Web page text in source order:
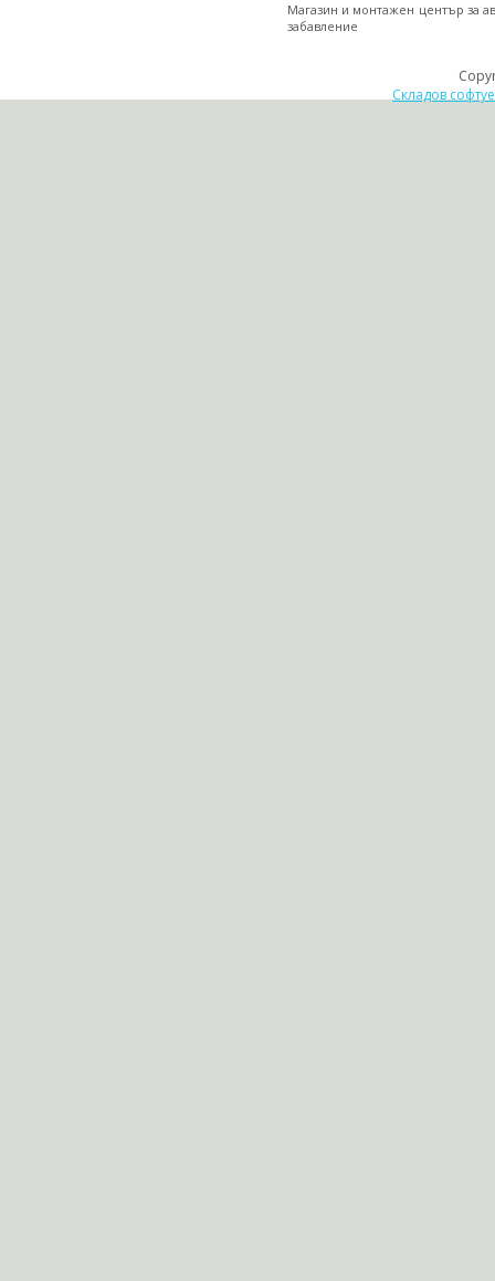
Магазин и монтажен център за
забавление
Складов